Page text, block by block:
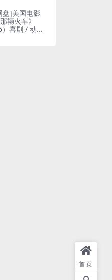
盘]美国电影
辆火车》
）喜剧 / 动作
首页